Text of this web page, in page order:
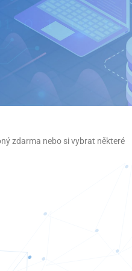
zdarma nebo si vybrat některé